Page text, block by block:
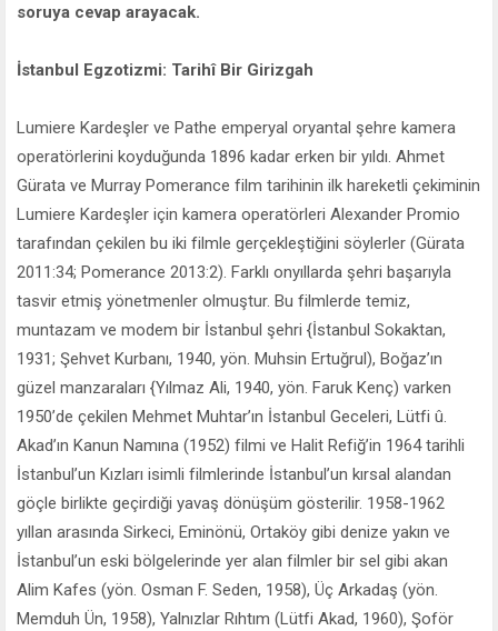
soruya cevap arayacak.
İstanbul Egzotizmi: Tarihî Bir Girizgah
Lumiere Kardeşler ve Pathe emperyal oryantal şehre kamera
operatörlerini koyduğunda 1896 kadar erken bir yıldı. Ahmet
Gürata ve Murray Pomerance film tarihinin ilk hareketli çekiminin
Lumiere Kardeşler için kamera operatörleri Alexander Promio
tarafından çekilen bu iki filmle gerçekleştiğini söylerler (Gürata
2011:34; Pomerance 2013:2). Farklı onyıllarda şehri başarıyla
tasvir etmiş yönetmenler olmuştur. Bu filmlerde temiz,
muntazam ve modem bir İstanbul şehri {İstanbul Sokaktan,
1931; Şehvet Kurbanı, 1940, yön. Muhsin Ertuğrul), Boğaz’ın
güzel manzaraları {Yılmaz Ali, 1940, yön. Faruk Kenç) varken
1950’de çekilen Mehmet Muhtar’ın İstanbul Geceleri, Lütfi û.
Akad’ın Kanun Namına (1952) filmi ve Halit Refiğ’in 1964 tarihli
İstanbul’un Kızları isimli filmlerinde İstanbul’un kırsal alandan
göçle birlikte geçirdiği yavaş dönüşüm gösterilir. 1958-1962
yıllan arasında Sirkeci, Eminönü, Ortaköy gibi denize yakın ve
İstanbul’un eski bölgelerinde yer alan filmler bir sel gibi akan
Alim Kafes (yön. Osman F. Seden, 1958), Üç Arkadaş (yön.
Memduh Ün, 1958), Yalnızlar Rıhtım (Lütfi Akad, 1960), Şoför